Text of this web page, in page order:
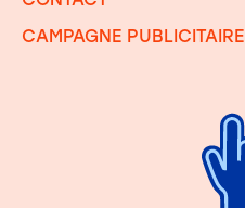
CAMPAGNE PUBLICITAIRE